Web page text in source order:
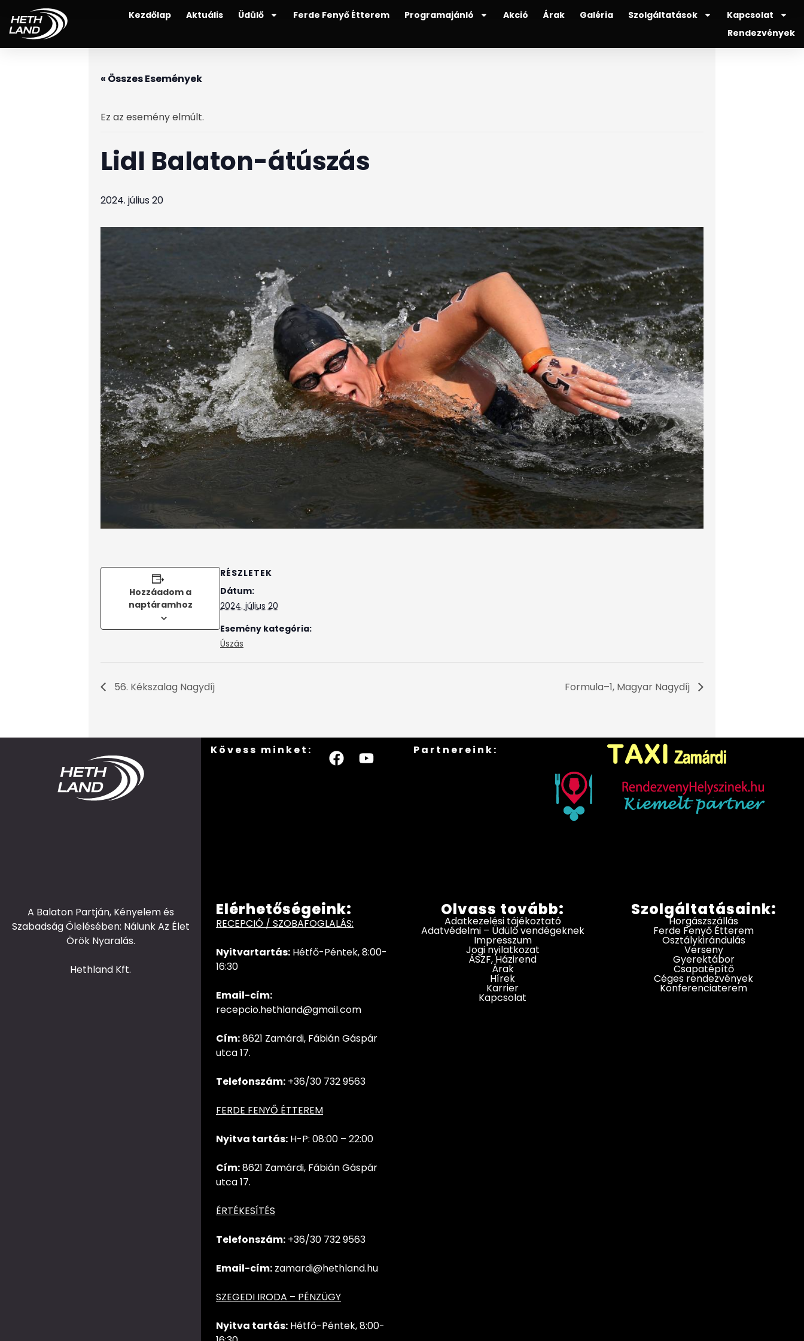
Kezdőlap Aktuális Üdülő Ferde Fenyő Étterem Programajánló Akció Árak Galéria Szolgáltatások
Kapcsolat
Rendezvények
« Összes Események
Ez az esemény elmúlt.
Lidl Balaton-átúszás
2024. július 20
Hozzáadom a
naptáramhoz
RÉSZLETEK
Dátum:
2024. július 20
Esemény kategória:
Úszás
56. Kékszalag Nagydíj Formula–1, Magyar Nagydíj
Kövess minket: Partnereink:
A Balaton Partján, Kényelem és
Szabadság Ölelésében: Nálunk Az Élet
Örök Nyaralás.
Hethland Kft.
Elérhetőségeink:
RECEPCIÓ / SZOBAFOGLALÁS:
Nyitvartartás: Hétfő-Péntek, 8:00-
16:30
Email-cím:
recepcio.hethland@gmail.com
Cím:8621 Zamárdi, Fábián Gáspár
utca 17.
Telefonszám: +36/30 732 9563
FERDE FENYŐ ÉTTEREM
Nyitva tartás: H-P: 08:00 – 22:00
Cím:8621 Zamárdi, Fábián Gáspár
utca 17.
ÉRTÉKESÍTÉS
Telefonszám: +36/30 7329563
Email-cím: zamardi@hethland.hu
SZEGEDI IRODA – PÉNZÜGY
Nyitva tartás: Hétfő-Péntek, 8:00-
Olvass tovább:
Adatkezelési tájékoztató
Adatvédelmi – Üdülő vendégeknek
Impresszum
Jogi nyilatkozat
ÁSZF, Házirend
Árak
Hírek
Karrier
Kapcsolat
Szolgáltatásaink:
Horgászszállás
Ferde Fenyő Étterem
Osztálykirándulás
Verseny
Gyerektábor
Csapatépítő
Céges rendezvények
Konferenciaterem